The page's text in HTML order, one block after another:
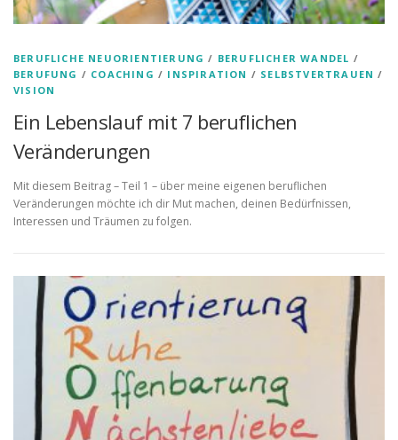
BERUFLICHE NEUORIENTIERUNG / BERUFLICHER WANDEL /
BERUFUNG / COACHING / INSPIRATION / SELBSTVERTRAUEN /
VISION
Ein Lebenslauf mit 7 beruflichen
Veränderungen
Mit diesem Beitrag – Teil 1 – über meine eigenen beruflichen
Veränderungen möchte ich dir Mut machen, deinen Bedürfnissen,
Interessen und Träumen zu folgen.